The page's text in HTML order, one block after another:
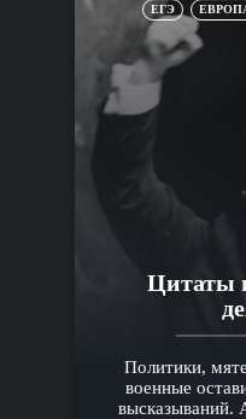
ЕГЭ
Цитаты
Политики,
военные
высказываний.